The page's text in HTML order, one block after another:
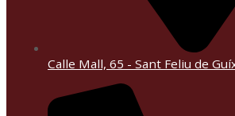
Calle Mall, 65 - Sant Feliu de